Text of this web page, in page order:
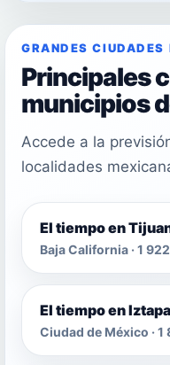
GRANDES
Principales
municipios
Accede a la
localidades
El tiempo en
Baja California · 1
El tiempo en
Ciudad de México ·